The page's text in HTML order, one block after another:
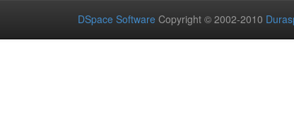
DSpace Software Copyright © 2002-2010